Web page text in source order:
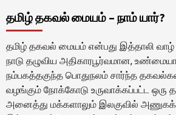
தமிழ் தகவல் மையம் – நாம் யார்?
தமிழ் தகவல் மையம் என்பது இத்தாலி வாழ்
நாடு தழுவிய அதிகாரபூர்வமான,
நம்பகத்தகுந்த பொதுநலம் சார்ந்த
வழங்கும் நோக்கோடு உருவாக்கப்பட்ட ஒரு
அனைத்து மக்களாலும் இலகுவில்